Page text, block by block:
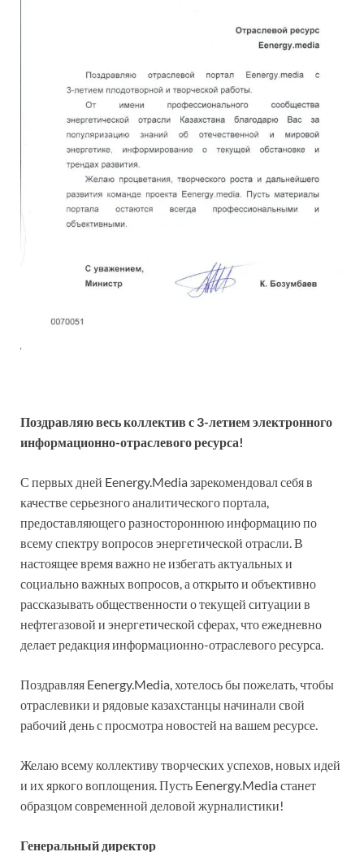
Поздравляю весь коллектив с 3-летием электронного
информационно-отраслевого ресурса!
С первых дней Eenergy.Media зарекомендовал себя в
качестве серьезного аналитического портала,
предоставляющего разностороннюю информацию по
всему спектру вопросов энергетической отрасли. В
настоящее время важно не избегать актуальных и
социально важных вопросов, а открыто и объективно
рассказывать общественности о текущей ситуации в
нефтегазовой и энергетической сферах, что ежедневно
делает редакция информационно-отраслевого ресурса.
Поздравляя Eenergy.Media, хотелось бы пожелать, чтобы
отраслевики и рядовые казахстанцы начинали свой
рабочий день с просмотра новостей на вашем ресурсе.
Желаю всему коллективу творческих успехов, новых идей
и их яркого воплощения. Пусть Eenergy.Media станет
образцом современной деловой журналистики!
Генеральный директор